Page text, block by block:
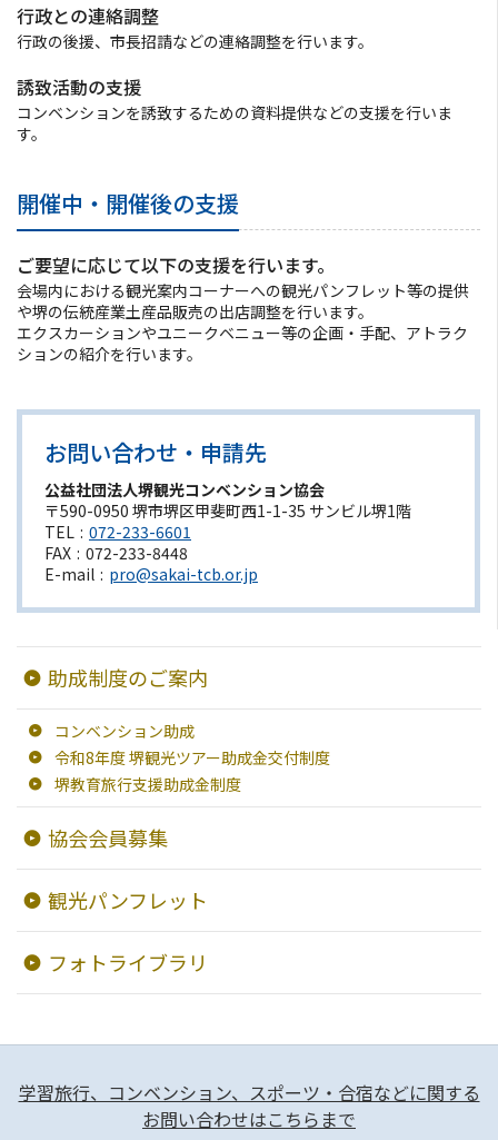
お問い合わせ
堺ナビ
地図から探す
スポット検索
観光案内所
観光パンフレット
堺おもてなしチケット
お役立ち情報紹介
堺観光コンベンション協会について
協会について
協会からのお知らせ
旅行業約款及びご旅行条件書について
リンク集
観光サイト
行政との連絡調整
行政の後援、市長招請などの連絡調整を行います。
誘致活動の支援
コンベンションを誘致するための資料提供などの支援を行いま
す。
開催中・開催後の支援
ご要望に応じて以下の支援を行います。
会場内における観光案内コーナーへの観光パンフレット等の提供
や堺の伝統産業土産品販売の出店調整を行います。
エクスカーションやユニークベニュー等の企画・手配、アトラク
ションの紹介を行います。
お問い合わせ・申請先
公益社団法人堺観光コンベンション協会
〒590-0950 堺市堺区甲斐町西1-1-35 サンビル堺1階
TEL
072-233-6601
FAX
072-233-8448
E-mail
pro@sakai-tcb.or.jp
助成制度のご案内
コンベンション助成
令和8年度 堺観光ツアー助成金交付制度
堺教育旅行支援助成金制度
協会会員募集
観光パンフレット
フォトライブラリ
学習旅行、コンベンション、スポーツ・合宿などに関する
お問い合わせはこちらまで